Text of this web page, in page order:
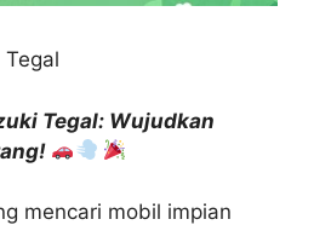
Tegal: Wujudkan
mencari mobil impian